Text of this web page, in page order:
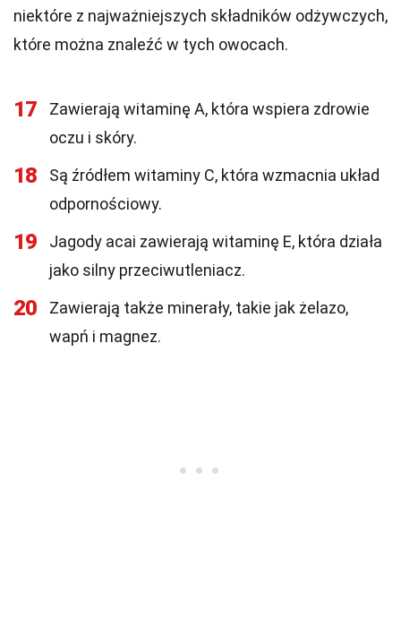
niektóre z najważniejszych składników odżywczych,
które można znaleźć w tych owocach.
17
Zawierają witaminę A, która wspiera zdrowie
oczu i skóry.
18
Są źródłem witaminy C, która wzmacnia układ
odpornościowy.
19
Jagody acai zawierają witaminę E, która działa
jako silny przeciwutleniacz.
20
Zawierają także minerały, takie jak żelazo,
wapń i magnez.